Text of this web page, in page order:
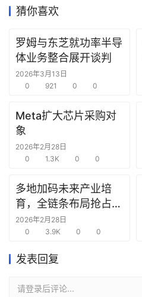
据
研
选
报
创
投
之
商
机
圈
猜你喜欢
罗姆与东芝就功率半导
体业务整合展开谈判
2026年3月13日
0
921 0 0
Meta扩大芯片采购对
象
2026年2月28日
0
1.3K 0 0
多地加码未来产业培
育，全链条布局抢占新
赛道先机
2026年2月28日
0
3.9K 0 0
发表回复
请登录后评论...